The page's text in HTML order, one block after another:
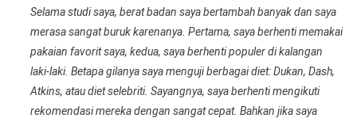
Selama studi saya, berat badan saya bertambah banyak dan saya
merasa sangat buruk karenanya. Pertama, saya berhenti memakai
pakaian favorit saya, kedua, saya berhenti populer di kalangan
laki-laki. Betapa gilanya saya menguji berbagai diet: Dukan, Dash,
Atkins, atau diet selebriti. Sayangnya, saya berhenti mengikuti
rekomendasi mereka dengan sangat cepat. Bahkan jika saya